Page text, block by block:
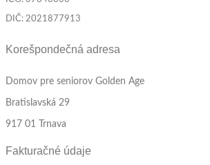
DIČ: 2021877913
Korešpondečná adresa
Domov pre seniorov Golden Age
Bratislavská 29
917 01 Trnava
Fakturačné údaje